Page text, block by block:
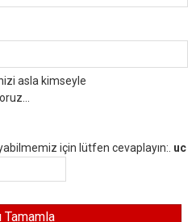
asla kimseyle
için lütfen cevaplayın:. uc